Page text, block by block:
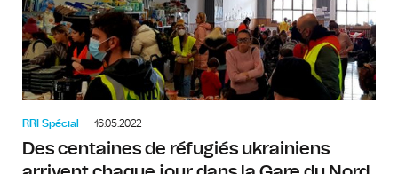
RRI Spécial 16.05.2022
Des centaines de réfugiés ukrainiens